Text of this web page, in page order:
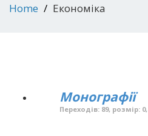
Home Економіка
Монографії
Переходів: 89, розмір: 0,